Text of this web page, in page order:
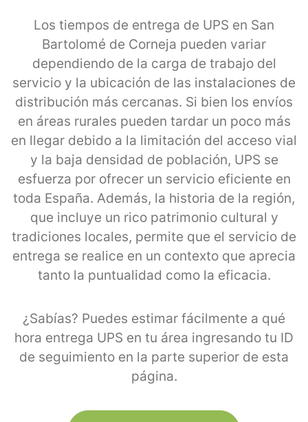
Los tiempos de entrega de UPS en San
Bartolomé de Corneja pueden variar
dependiendo de la carga de trabajo del
servicio y la ubicación de las instalaciones de
distribución más cercanas. Si bien los envíos
en áreas rurales pueden tardar un poco más
en llegar debido a la limitación del acceso vial
y la baja densidad de población, UPS se
esfuerza por ofrecer un servicio eficiente en
toda España. Además, la historia de la región,
que incluye un rico patrimonio cultural y
tradiciones locales, permite que el servicio de
entrega se realice en un contexto que aprecia
tanto la puntualidad como la eficacia.
¿Sabías? Puedes estimar fácilmente a qué
hora entrega UPS en tu área ingresando tu ID
de seguimiento en la parte superior de esta
página.